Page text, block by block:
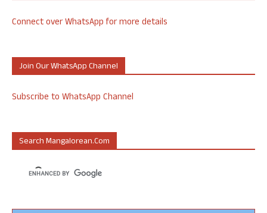
Connect over WhatsApp for more details
Join Our WhatsApp Channel
Subscribe to WhatsApp Channel
Search Mangalorean.com